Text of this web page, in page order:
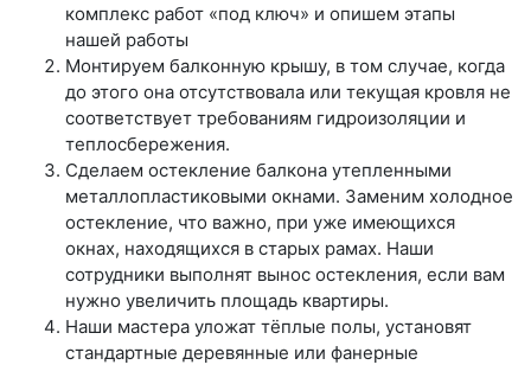
комплекс работ «под ключ» и опишем этапы
нашей работы
Монтируем балконную крышу, в том случае, когда
до этого она отсутствовала или текущая кровля не
соответствует требованиям гидроизоляции и
теплосбережения.
Сделаем остекление балкона утепленными
металлопластиковыми окнами. Заменим холодное
остекление, что важно, при уже имеющихся
окнах, находящихся в старых рамах. Наши
сотрудники выполнят вынос остекления, если вам
нужно увеличить площадь квартиры.
Наши мастера уложат тёплые полы, установят
стандартные деревянные или фанерные